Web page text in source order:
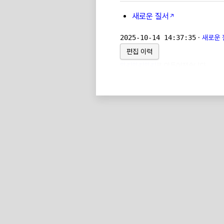
새로운 질서
2025-10-14 14:37:35 · 새로운
편집 이력